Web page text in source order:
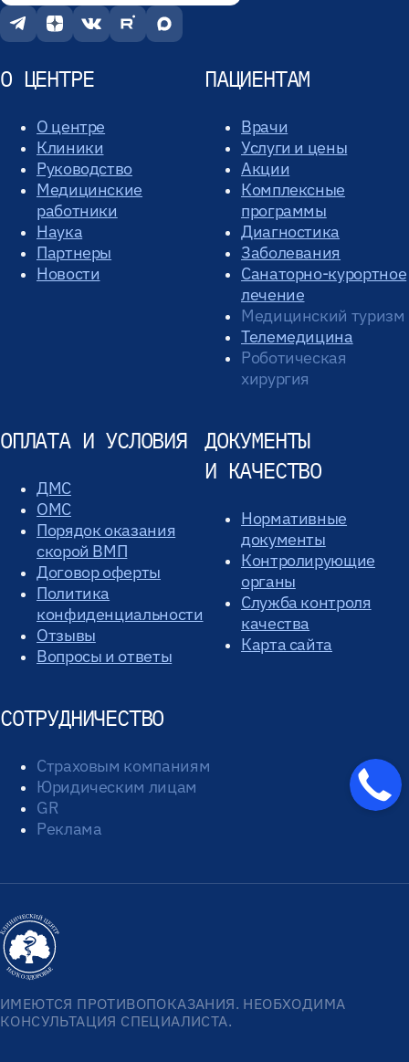
О ЦЕНТРЕ
О центре
Клиники
Руководство
Медицинские
работники
Наука
Партнеры
Новости
ПАЦИЕНТАМ
Врачи
Услуги и цены
Акции
Комплексные
программы
Диагностика
Заболевания
Санаторно-курортное
лечение
Медицинский туризм
Телемедицина
Роботическая
хирургия
ОПЛАТА И УСЛОВИЯ
ДМС
ОМС
Порядок оказания
скорой ВМП
Договор оферты
Политика
конфиденциальности
Отзывы
Вопросы и ответы
ДОКУМЕНТЫ
И КАЧЕСТВО
Нормативные
документы
Контролирующие
органы
Служба контроля
качества
Карта сайта
СОТРУДНИЧЕСТВО
Страховым компаниям
Юридическим лицам
GR
Реклама
ИМЕЮТСЯ ПРОТИВОПОКАЗАНИЯ. НЕОБХОДИМА
КОНСУЛЬТАЦИЯ СПЕЦИАЛИСТА.